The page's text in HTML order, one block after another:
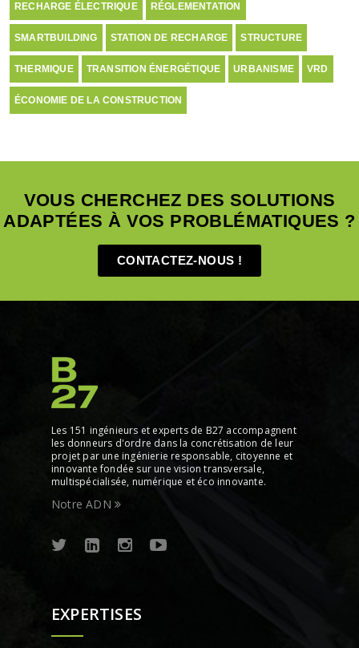
RECHARGE ÉLECTRIQUE RÉGLEMENTATION
SMARTBUILDING STATION DE RECHARGE STRUCTURE
THERMIQUE TRANSITION ÉNERGÉTIQUE URBANISME VRD
ÉCONOMIE DE LA CONSTRUCTION
VOUS CHERCHEZ DES SOLUTIONS
ADAPTÉES À VOS PROBLÉMATIQUES ?
CONTACTEZ-NOUS !
Les 151 ingénieurs et experts de B27 accompagnent
les donneurs d'ordre dans la concrétisation de leur
projet par une ingénierie responsable, citoyenne et
innovante fondée sur une vision transversale,
multispécialisée, numérique et éco innovante.
Notre ADN
EXPERTISES